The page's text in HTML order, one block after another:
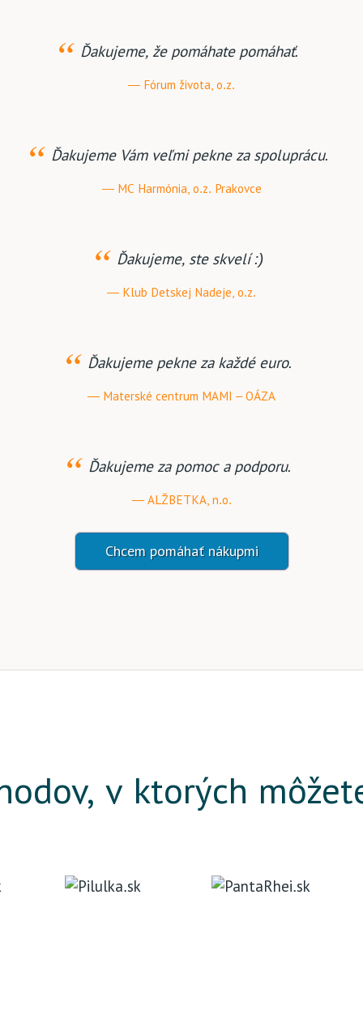
Ďakujeme, že pomáhate pomáhať.
Fórum života, o.z.
Ďakujeme Vám veľmi pekne za spoluprácu.
MC Harmónia, o.z. Prakovce
Ďakujeme, ste skvelí :)
Klub Detskej Nadeje, o.z.
Ďakujeme pekne za každé euro.
Materské centrum MAMI – OÁZA
Ďakujeme za pomoc a podporu.
ALŽBETKA, n.o.
Chcem pomáhať nákupmi
v ktorých